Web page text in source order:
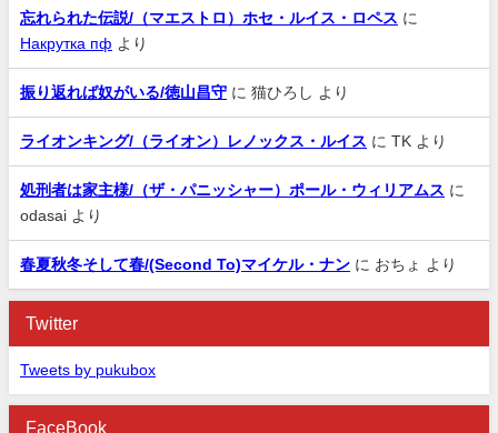
忘れられた伝説/（マエストロ）ホセ・ルイス・ロペス に
Накрутка пф より
振り返れば奴がいる/徳山昌守 に 猫ひろし より
ライオンキング/（ライオン）レノックス・ルイス に TK より
処刑者は家主様/（ザ・パニッシャー）ポール・ウィリアムス に
odasai より
春夏秋冬そして春/(Second To)マイケル・ナン に おちょ より
Twitter
Tweets by pukubox
FaceBook